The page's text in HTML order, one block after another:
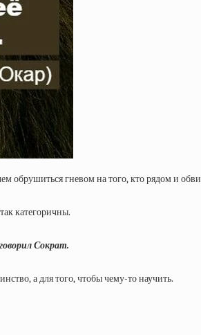
гневом на того, кто рядом и
категоричны.
Сократ.
а для того, чтобы чему-то научить.